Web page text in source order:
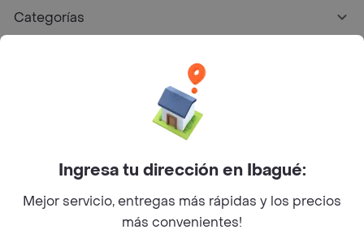
Categorías
Facebook
Twitter
Instagram
©2026Rappi Inc. All rights reserved.
Ingresa tu dirección en Ibagué:
Mejor servicio, entregas más rápidas y los precios
más convenientes!